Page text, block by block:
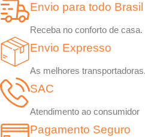
Envio para todo Brasil
Receba no conforto de casa.
Envio Expresso
As melhores transportadoras.
SAC
Atendimento ao consumidor
Pagamento Seguro